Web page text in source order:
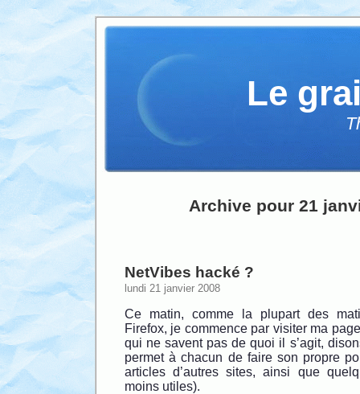
Le
Archive pour 21
NetVibes hacké ?
lundi 21 janvier 2008
Ce matin, comme la plupart des
Firefox, je commence par visiter ma
qui ne savent pas de quoi il s’agit,
permet à chacun de faire son propre
articles d’autres sites, ainsi que
moins utiles).